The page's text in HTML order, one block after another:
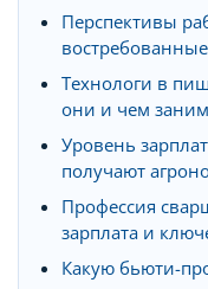
Перспективы
Технологи в
они и чем
Уровень
получают
Профессия
зарплата и
Какую бьюти-